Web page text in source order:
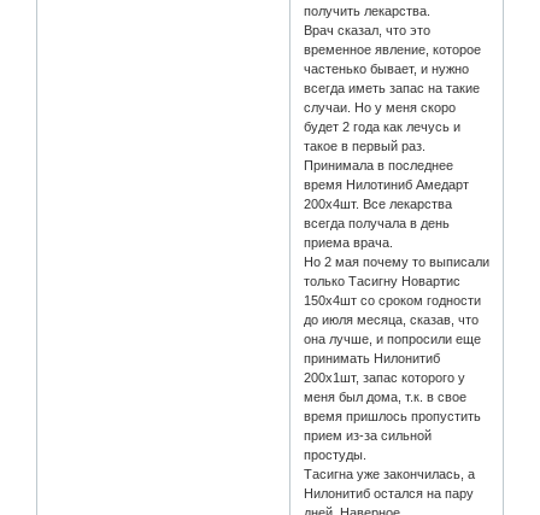
получить лекарства.
Врач сказал, что это
временное явление, которое
частенько бывает, и нужно
всегда иметь запас на такие
случаи. Но у меня скоро
будет 2 года как лечусь и
такое в первый раз.
Принимала в последнее
время Нилотиниб Амедарт
200х4шт. Все лекарства
всегда получала в день
приема врача.
Но 2 мая почему то выписали
только Тасигну Новартис
150х4шт со сроком годности
до июля месяца, сказав, что
она лучше, и попросили еще
принимать Нилонитиб
200х1шт, запас которого у
меня был дома, т.к. в свое
время пришлось пропустить
прием из-за сильной
простуды.
Тасигна уже закончилась, а
Нилонитиб остался на пару